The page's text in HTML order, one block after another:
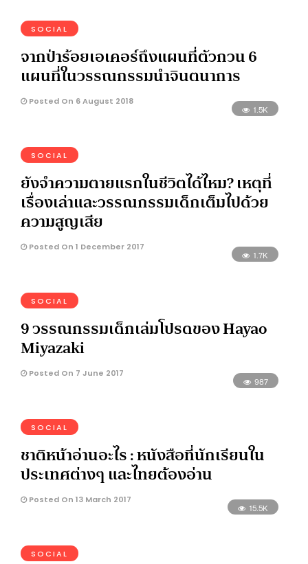
SOCIAL
จากป่าร้อยเอเคอร์ถึงแผนที่ตัวกวน 6
แผนที่ในวรรณกรรมนำจินตนาการ
Posted On 6 August 2018
1.5K
SOCIAL
ยังจำความตายแรกในชีวิตได้ไหม? เหตุที่
เรื่องเล่าและวรรณกรรมเด็กเต็มไปด้วย
ความสูญเสีย
Posted On 1 December 2017
1.7K
SOCIAL
9 วรรณกรรมเด็กเล่มโปรดของ Hayao
Miyazaki
Posted On 7 June 2017
987
SOCIAL
ชาติหน้าอ่านอะไร : หนังสือที่นักเรียนใน
ประเทศต่างๆ และไทยต้องอ่าน
Posted On 13 March 2017
15.5K
SOCIAL